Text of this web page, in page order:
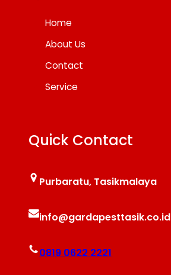
Home
About Us
Contact
Service
Quick Contact
Purbaratu, Tasikmalaya
info@gardapesttasik.co.id
0819 0622 2221